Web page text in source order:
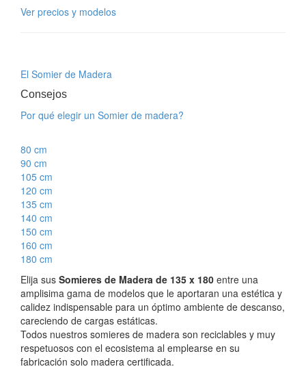
Ver precios y modelos
El Somier de Madera
Consejos
Por qué elegir un Somier de madera?
80 cm
90 cm
105 cm
120 cm
135 cm
140 cm
150 cm
160 cm
180 cm
Elija sus Somieres de Madera de 135 x 180 entre una
amplisima gama de modelos que le aportaran una estética y
calidez indispensable para un óptimo ambiente de descanso,
careciendo de cargas estáticas.
Todos nuestros somieres de madera son reciclables y muy
respetuosos con el ecosistema al emplearse en su
fabricación solo madera certificada.